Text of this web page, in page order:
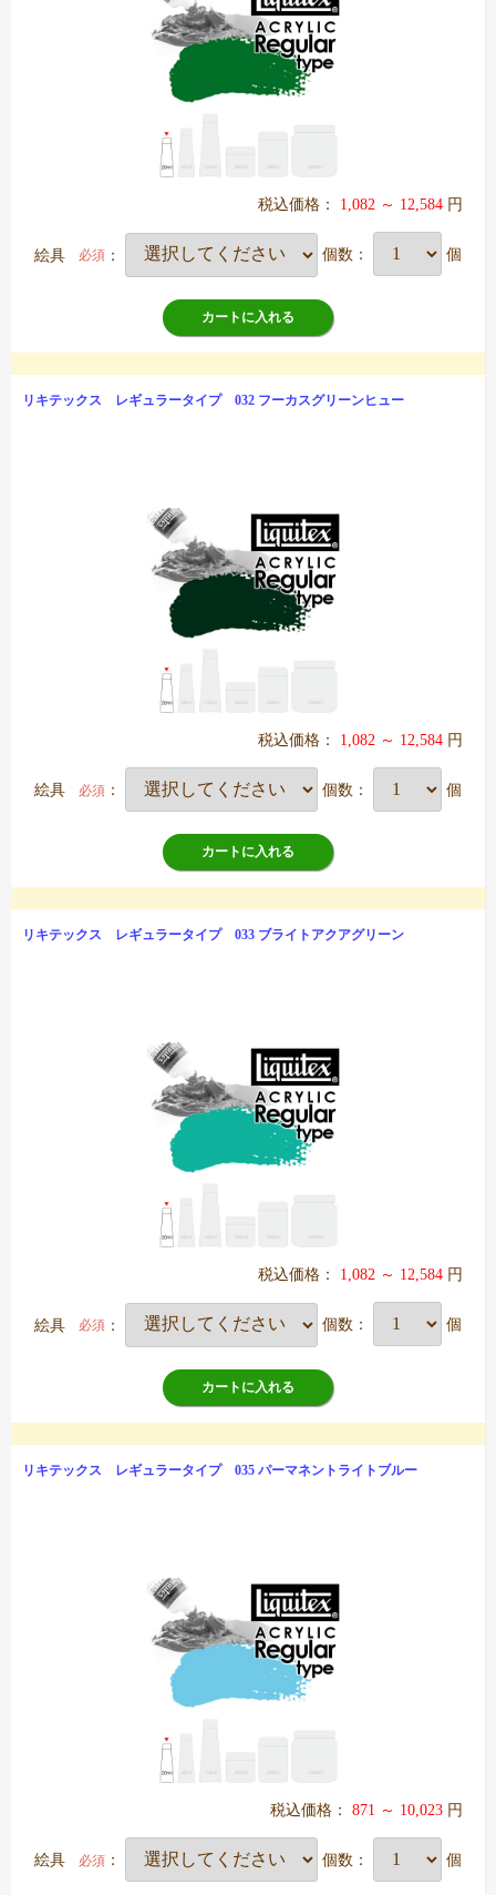
税込価格： 1,082 ～ 12,584 円
絵具 必須 ： 個数： 個
カートに入れる
リキテックス レギュラータイプ 032 フーカスグリーンヒュー
税込価格： 1,082 ～ 12,584 円
絵具 必須 ： 個数： 個
カートに入れる
リキテックス レギュラータイプ 033 ブライトアクアグリーン
税込価格： 1,082 ～ 12,584 円
絵具 必須 ： 個数： 個
カートに入れる
リキテックス レギュラータイプ 035 パーマネントライトブルー
税込価格： 871 ～ 10,023 円
絵具 必須 ： 個数： 個